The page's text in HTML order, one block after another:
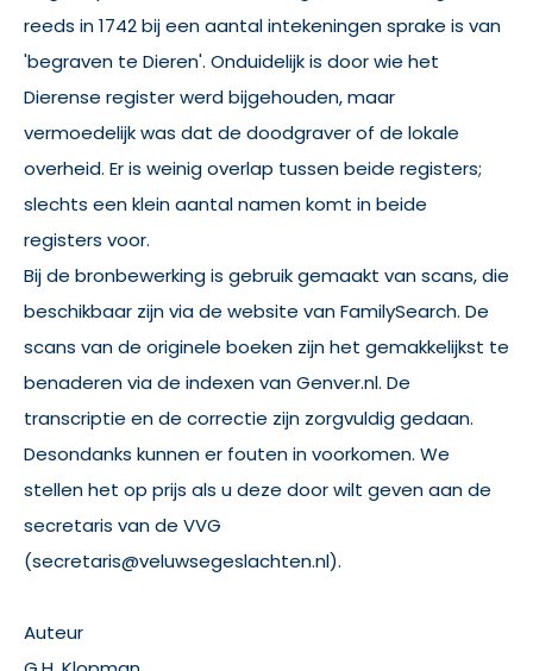
reeds in 1742 bij een aantal intekeningen sprake is van
'begraven te Dieren'. Onduidelijk is door wie het
Dierense register werd bijgehouden, maar
vermoedelijk was dat de doodgraver of de lokale
overheid. Er is weinig overlap tussen beide registers;
slechts een klein aantal namen komt in beide
registers voor.
Bij de bronbewerking is gebruik gemaakt van scans, die
beschikbaar zijn via de website van FamilySearch. De
scans van de originele boeken zijn het gemakkelijkst te
benaderen via de indexen van Genver.nl. De
transcriptie en de correctie zijn zorgvuldig gedaan.
Desondanks kunnen er fouten in voorkomen. We
stellen het op prijs als u deze door wilt geven aan de
secretaris van de VVG
(secretaris@veluwsegeslachten.nl).
Auteur